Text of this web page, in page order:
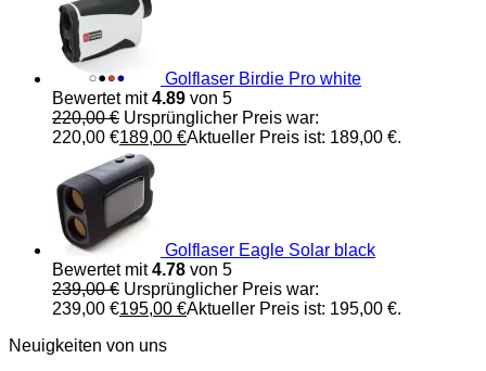
Golflaser Birdie Pro white
Bewertet mit4.89 von 5
220,00€ Ursprünglicher Preis war:
220,00 €189,00 €Aktueller Preis ist: 189,00 €.
Golflaser Eagle Solar black
Bewertet mit4.78 von 5
239,00€ Ursprünglicher Preis war:
239,00 €195,00 €Aktueller Preis ist: 195,00 €.
Neuigkeiten von uns